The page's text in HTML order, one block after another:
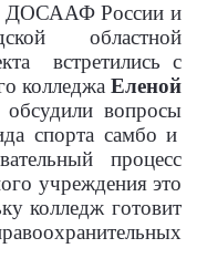
ДОСААФ России и
областной
встретились с
колледжа Еленой
обсудили вопросы
спорта самбо и
процесс
учреждения это
колледж готовит